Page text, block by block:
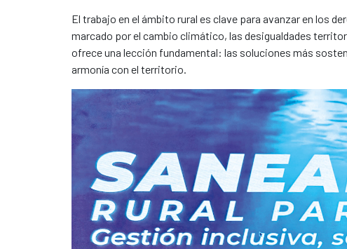
El trabajo en el ámbito rural es clave para avanzar en los
marcado por el cambio climático, las desigualdades
ofrece una lección fundamental: las soluciones más
armonía con el territorio.